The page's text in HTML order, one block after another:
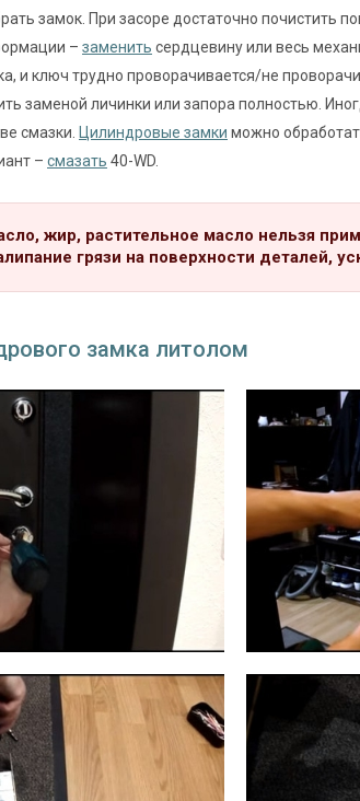
замок. При засоре достаточно почистить
– заменить сердцевину или весь
и ключ трудно проворачивается/не
заменой личинки или запора полностью.
смазки. Цилиндровые замки можно
– смазать 40-WD.
жир, растительное масло нельзя
грязи на поверхности деталей,
замка литолом